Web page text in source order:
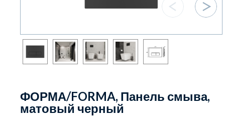
ФОРМА/FORMA, Панель смыва,
матовый черный